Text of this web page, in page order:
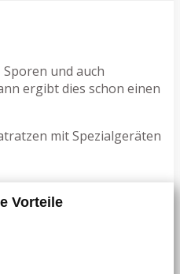
und auch
ergibt dies schon einen
mit Spezialgeräten
Vorteile